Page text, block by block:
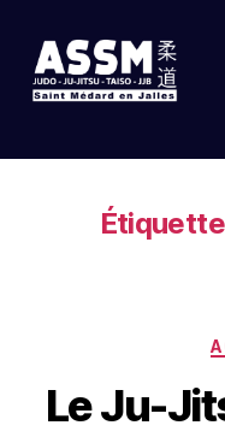
Le Ju-